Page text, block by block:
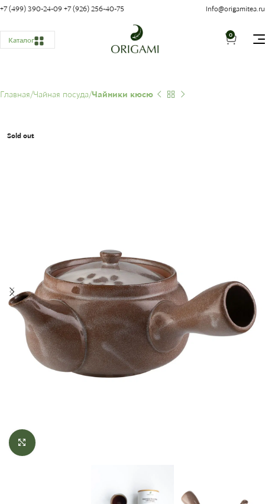
+7 (499) 390-24-09 +7 (926) 256-40-75 Info@origamitea.ru
Каталог
0
Главная Чайная посуда Чайники кюсю
Sold out
Click to enlarge